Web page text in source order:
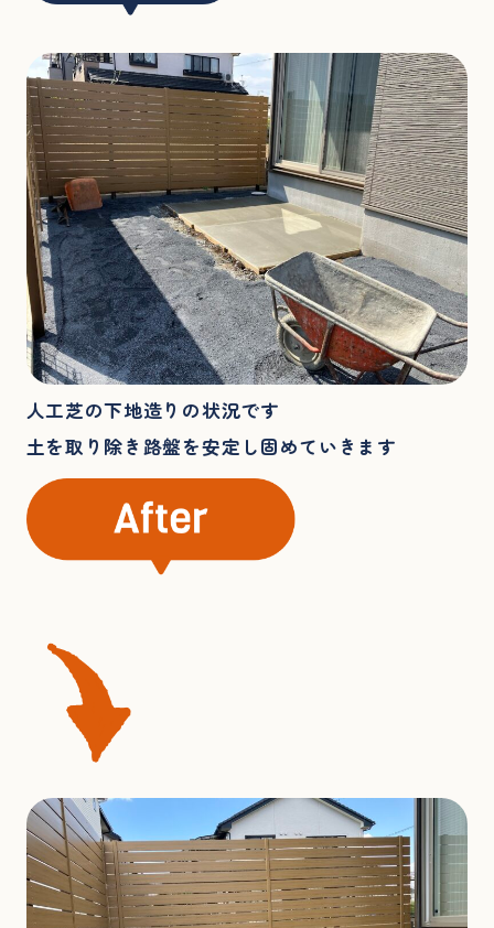
人工芝の下地造りの状況です
土を取り除き路盤を安定し固めていきます